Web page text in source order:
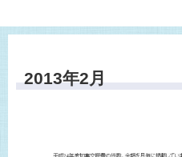
2013年2月